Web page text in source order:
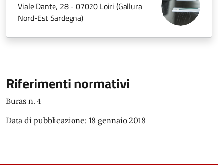
Viale Dante, 28 - 07020 Loiri (Gallura
Nord-Est Sardegna)
Riferimenti normativi
Buras n. 4
Data di pubblicazione: 18 gennaio 2018